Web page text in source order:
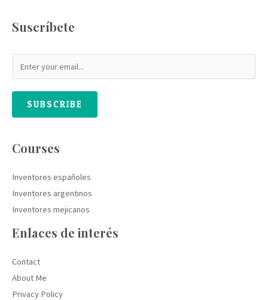
Suscríbete
SUBSCRIBE
Courses
Inventores españoles
Inventores argentinos
Inventores mejicanos
Enlaces de interés
Contact
About Me
Privacy Policy